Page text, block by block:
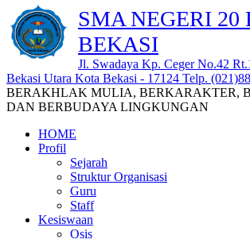
SMA NEGERI 20
BEKASI
Jl. Swadaya Kp. Ceger No.42
Bekasi Utara Kota Bekasi - 17124 Telp.
BERAKHLAK MULIA, BERKARAKTER,
DAN BERBUDAYA LINGKUNGAN
HOME
Profil
Sejarah
Struktur Organisasi
Guru
Staff
Kesiswaan
Osis